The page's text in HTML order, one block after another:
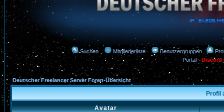
Suchen Mitgliederliste Benutzergruppen
Portal-Discord
Deutscher Freelancer Server Foren-Übersicht
Profil
Avatar